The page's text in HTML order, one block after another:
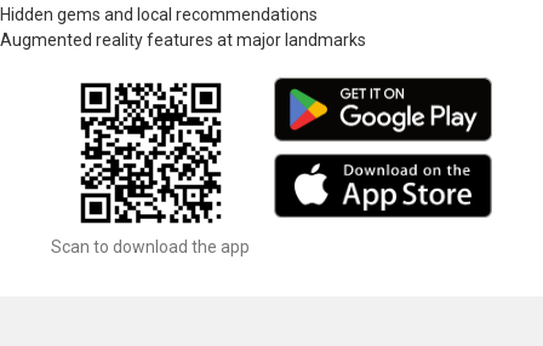
Hidden gems and local recommendations
Augmented reality features at major landmarks
Scan to download the app